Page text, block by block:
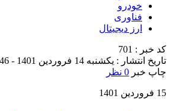
خودرو
فناوری
ارز دیجیتال
کد خبر : 701
تاریخ انتشار : یکشنبه 14 فروردین 1401 - 20:46
چاپ خبر 0 نظر
15 فروردین 1401